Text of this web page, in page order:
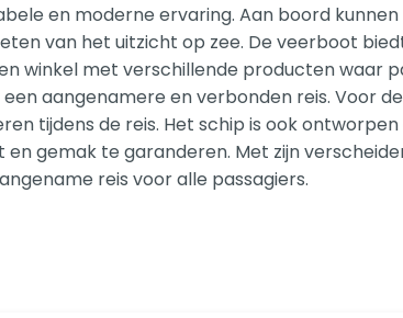
en moderne ervaring. Aan boord
van het uitzicht op zee. De veerboot
winkel met verschillende producten waar
aangenamere en verbonden reis. Voor
tijdens de reis. Het schip is ook
gemak te garanderen. Met zijn
reis voor alle passagiers.